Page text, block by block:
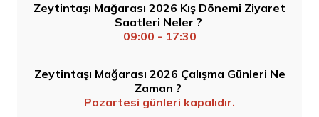
Zeytintaşı Mağarası 2026 Kış Dönemi Ziyaret
Saatleri Neler ?
09:00 - 17:30
Zeytintaşı Mağarası 2026 Çalışma Günleri Ne
Zaman ?
Pazartesi günleri kapalıdır.